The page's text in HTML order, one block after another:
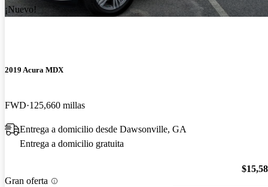
¡Nuevo!
2019 Acura MDX
FWD 125,660 millas
Entrega a domicilio desde Dawsonville, GA
Entrega a domicilio gratuita
Gran oferta